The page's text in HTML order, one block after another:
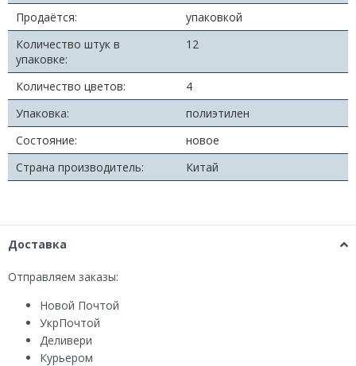
Продаётся:
упаковкой
Количество штук в
упаковке:
12
Количество цветов:
4
Упаковка:
полиэтилен
Состояние:
новое
Страна производитель:
Китай
Доставка
Отправляем заказы:
Новой Почтой
УкрПочтой
Деливери
Курьером